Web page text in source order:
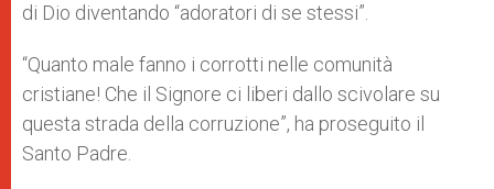
di Dio diventando “adoratori di se stessi”.
“Quanto male fanno i corrotti nelle comunità
cristiane! Che il Signore ci liberi dallo scivolare su
questa strada della corruzione”, ha proseguito il
Santo Padre.